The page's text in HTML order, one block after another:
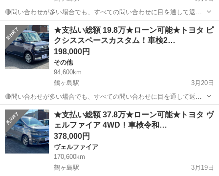
🔴問い合わせが多い場合でも、すべての問い合わせに目を通して返信
しておりますので、気にせずお気軽にお問い合わせください😊 ◆出品
番号◆ S5D0419 ◆支払い総額◆ 39.8万円 ローン可能！ 提携ローン会
社による審査...
埼玉 川越市 鶴ヶ島駅 ヴェルファイア 車両
★支払い総額 19.8万★ローン可能★トヨタ ピ
クシススペースカスタム！車検2…
198,000円
その他
94,600km
鶴ヶ島駅
3月20日
🔴問い合わせが多い場合でも、すべての問い合わせに目を通して返信
しておりますので、気にせずお気軽にお問い合わせください😊 ◆出品
番号◆ S5C1427 ◆支払い総額◆ 19.8万円 ローン可能！ 提携ローン会
社による審査...
埼玉 川越市 鶴ヶ島駅 その他
★支払い総額 37.8万★ローン可能★トヨタ ヴ
ェルファイア 4WD！車検令和…
378,000円
ヴェルファイア
170,600km
鶴ヶ島駅
3月19日